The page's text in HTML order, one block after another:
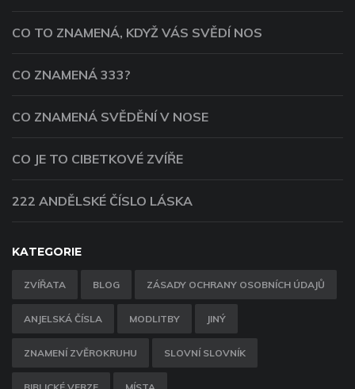
CO TO ZNAMENÁ, KDYŽ VÁS SVĚDÍ NOS
CO ZNAMENÁ 333?
CO ZNAMENÁ SVĚDĚNÍ V NOSE
CO JE TO CIBETKOVÉ ZVÍŘE
222 ANDĚLSKÉ ČÍSLO LÁSKA
KATEGORIE
ZVÍŘATA BLOG ZÁSADY OCHRANY OSOBNÍCH ÚDAJŮ
ANJELSKÁ ČÍSLA MODLITBY JINÝ
ZNAMENÍ ZVĚROKRUHU SLOVNÍ SLOVNÍK